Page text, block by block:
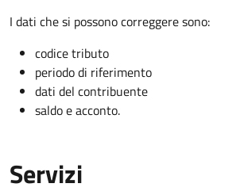
I dati che si possono correggere sono:
codice tributo
periodo di riferimento
dati del contribuente
saldo e acconto.
Servizi